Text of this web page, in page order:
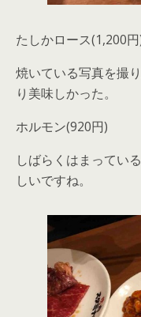
たしかロース(1,200
焼いている写真を撮
り美味しかった。
ホルモン(920円)
しばらくはまってい
しいですね。